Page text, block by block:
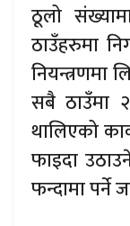
ठूलो
ठाउँहरुमा
नियन्त्रणमा
सबै ठाउँमा
थालिएको
फाइदा
फन्दामा पर्ने